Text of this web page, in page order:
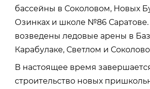
бассейны в Соколовом, Новых
Озинках и школе №86
возведены ледовые арены в
Карабулаке, Светлом и
В настоящее время
строительство новых